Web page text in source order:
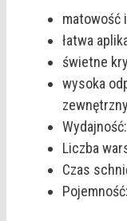
matowość
łatwa
świetne
wysoka
Liczba
Czas